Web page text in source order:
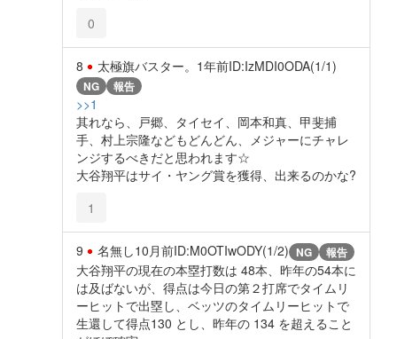
0
8 太極旗バスター。 1年前ID:IzMDI0ODA(1/1)
NG 報告
>>1
其れなら、戸郷、タイセイ、岡本和真、甲斐捕
手、村上宗隆などもどんどん、メジャーにチャレ
ンジするべきだと思われます☆
大谷翔平はサイ・ヤング賞を獲得、出来るのかな?
1
9 名無し10月前ID:M0OTIwODY(1/2) NG 報告
大谷翔平の現在の本塁打数は 48本、昨年の54本に
は及ばないが、得点は今日の第２打席でタイムリ
ーヒットで出塁し、ベッツのタイムリーヒットで
生還して得点130 とし、昨年の 134 を超えること